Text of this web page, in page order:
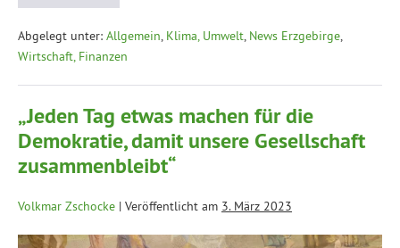
Abgelegt unter: Allgemein, Klima, Umwelt, News Erzgebirge,
Wirtschaft, Finanzen
„Jeden Tag etwas machen für die
Demokratie, damit unsere Gesellschaft
zusammenbleibt“
Volkmar Zschocke | Veröffentlicht am 3. März 2023